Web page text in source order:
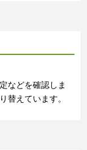
などを確認しま
替えています。